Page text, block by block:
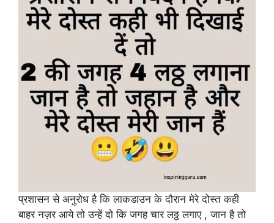
प्रशासन से अनुरोध है कि लाकडाउन के दौरान मेरे दोस्त कही
बाहर नज़र आये तो उन्हें दो कि जगह चार लठ्ठ लगाए , जान है तो